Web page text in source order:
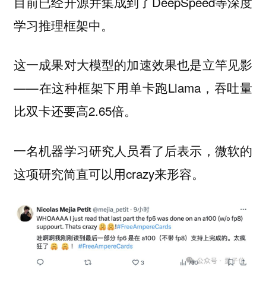
学习推理框架中。
这一成果对大模型的加速效果也是立竿见影
——在这种框架下用单卡跑Llama，吞吐量
比双卡还要高2.65倍。
一名机器学习研究人员看了后表示，微软的
这项研究简直可以用crazy来形容。